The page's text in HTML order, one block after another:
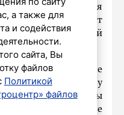
многие десятилетия
этот процесс будет
одной хорошей
истории.
цените
На Северную столицу
делали все, чтобы
ничего у них не
а также для
и содействия
сайта, Вы
файлов
Политикой
файлов